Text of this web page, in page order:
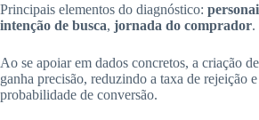
Principais elementos do diagnóstico:
intenção de busca, jornada do comprador.
Ao se apoiar em dados concretos, a criação
ganha precisão, reduzindo a taxa de rejeição
probabilidade de conversão.